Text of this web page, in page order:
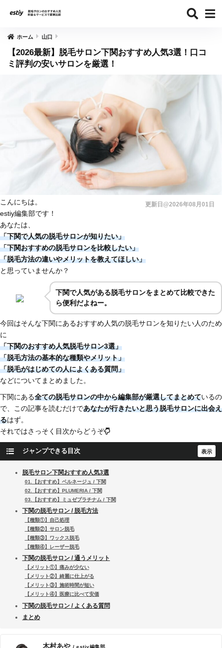
ホーム 山口
【2026最新】脱毛サロン下関おすすめ人気3選！口コ
ミ評判の安いサロンを厳選！
更新日@2026年08月01日
こんにちは。
estiy編集部です！
あなたは、
「下関で人気の脱毛サロンが知りたい」
「下関おすすめの脱毛サロンを比較したい」
「脱毛方法の違いやメリットを教えてほしい」
と思っていませんか？
下関で人気がある脱毛サロンをまとめて比較できた
ら便利だよねー。
今回はそんな下関にあるおすすめ人気の脱毛サロンを知りたい人のため
に
「下関のおすすめ人気脱毛サロン3選」
「脱毛方法の基本的な種類やメリット」
「脱毛がはじめての人によくある質問」
などについてまとめました。
下関にある全ての脱毛サロンの中から編集部が厳選してまとめているの
で、この記事を読むだけであなたが行きたいと思う脱毛サロンに出会え
るはず。
それではさっそく目次からどうぞ
ジャンプできる目次
脱毛サロン下関おすすめ人気3選
01.【おすすめ】ベルネージュ / 下関
02.【おすすめ】PLUMERIA / 下関
03.【おすすめ】ミュゼプラチナム / 下関
下関の脱毛サロン / 脱毛方法
【種類①】自己処理
【種類②】サロン脱毛
【種類③】ワックス脱毛
【種類④】レーザー脱毛
下関の脱毛サロン / 通うメリット
【メリット①】痛みが少ない
【メリット②】綺麗に仕上がる
【メリット③】施術時間が短い
【メリット④】医療に比べて安価
下関の脱毛サロン / よくある質問
まとめ
木村あや / estiy編集部